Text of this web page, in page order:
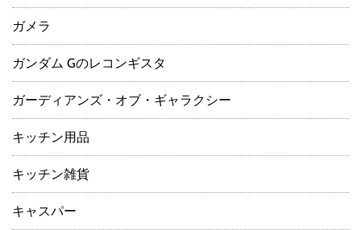
ガメラ
ガンダム Gのレコンギスタ
ガーディアンズ・オブ・ギャラクシー
キッチン用品
キッチン雑貨
キャスパー